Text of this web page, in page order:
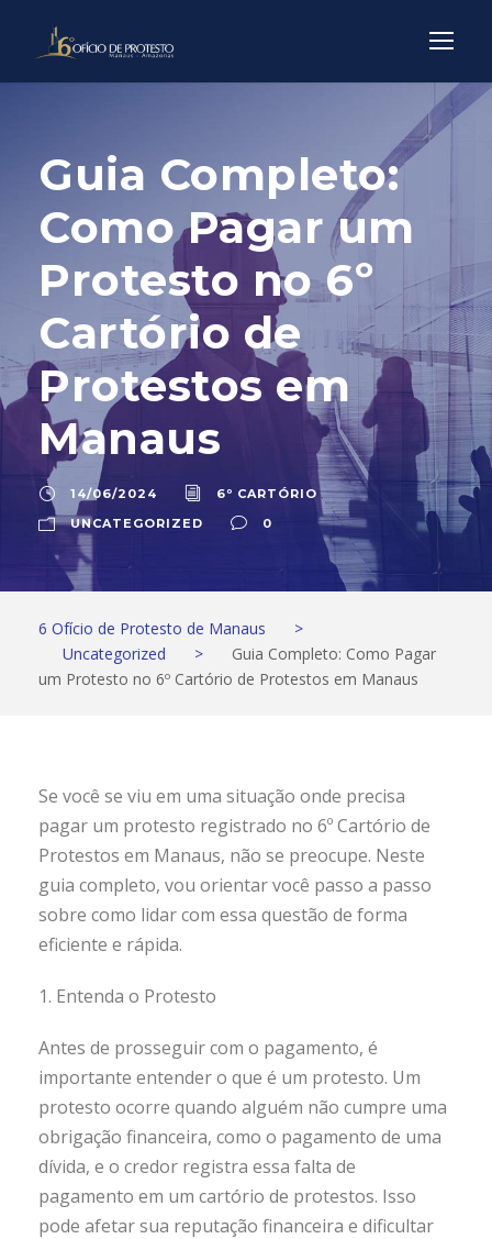
Guia Completo:
Como Pagar um
Protesto no 6º
Cartório de
Protestos em
Manaus
14/06/2024
6º CARTÓRIO
UNCATEGORIZED
0
6 Ofício de Protesto de Manaus
>
Uncategorized
>
Guia Completo: Como Pagar
um Protesto no 6º Cartório de Protestos em Manaus
Se você se viu em uma situação onde precisa
pagar um protesto registrado no 6º Cartório de
Protestos em Manaus, não se preocupe. Neste
guia completo, vou orientar você passo a passo
sobre como lidar com essa questão de forma
eficiente e rápida.
1. Entenda o Protesto
Antes de prosseguir com o pagamento, é
importante entender o que é um protesto. Um
protesto ocorre quando alguém não cumpre uma
obrigação financeira, como o pagamento de uma
dívida, e o credor registra essa falta de
pagamento em um cartório de protestos. Isso
pode afetar sua reputação financeira e dificultar